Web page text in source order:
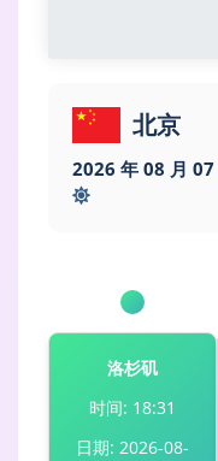
北京
2026 年 08 月
洛杉矶
时间: 18:31
日期: 2026-08-